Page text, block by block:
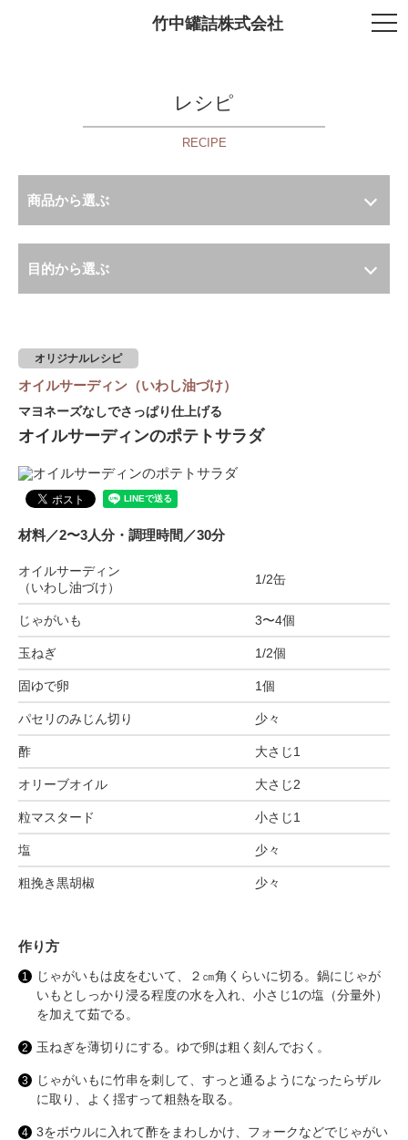
竹中罐詰株式会社
レシピ
RECIPE
商品から選ぶ
目的から選ぶ
オリジナルレシピ
オイルサーディン（いわし油づけ）
マヨネーズなしでさっぱり仕上げる
オイルサーディンのポテトサラダ
材料／2〜3人分・調理時間／30分
オイルサーディン
（いわし油づけ）
1/2缶
じゃがいも 3〜4個
玉ねぎ 1/2個
固ゆで卵 1個
パセリのみじん切り 少々
酢 大さじ1
オリーブオイル 大さじ2
粒マスタード 小さじ1
塩 少々
粗挽き黒胡椒 少々
作り方
じゃがいもは皮をむいて、２㎝角くらいに切る。鍋にじゃが
いもとしっかり浸る程度の水を入れ、小さじ1の塩（分量外）
を加えて茹でる。
玉ねぎを薄切りにする。ゆで卵は粗く刻んでおく。
じゃがいもに竹串を刺して、すっと通るようになったらザル
に取り、よく揺すって粗熱を取る。
3をボウルに入れて酢をまわしかけ、フォークなどでじゃがい